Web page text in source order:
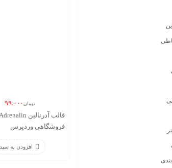
تومان۹۹.۰۰۰
فروشگاهی وردپرس
افزودن به سبد